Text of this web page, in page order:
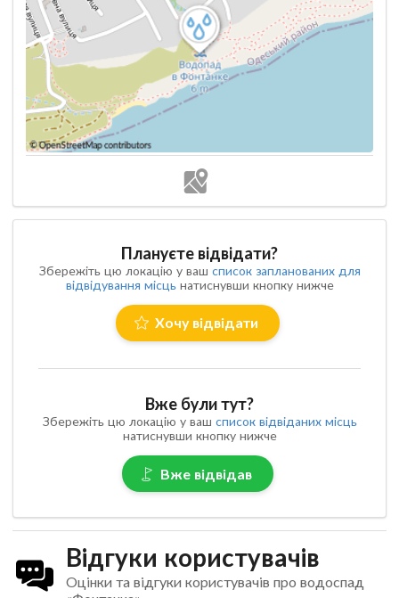
Плануєте відвідати?
Збережіть цю локацію у ваш список запланованих для
відвідування місць натиснувши кнопку нижче
Хочу відвідати
Вже були тут?
Збережіть цю локацію у ваш список відвіданих місць
натиснувши кнопку нижче
Вже відвідав
Відгуки користувачів
Оцінки та відгуки користувачів про водоспад